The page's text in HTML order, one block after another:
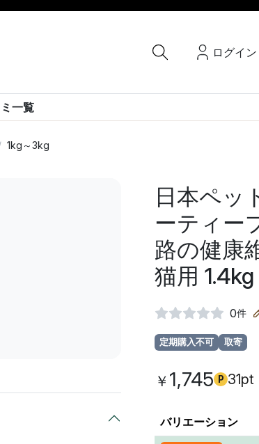
ログイン
一覧
1kg～3kg
日本ペッ
ーティー
路の健康
猫用 1.4kg
0件
定期購入不可 取寄
￥ 1,745 P 31pt
バリエーション